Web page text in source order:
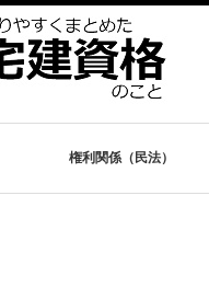
権利関係（民法）